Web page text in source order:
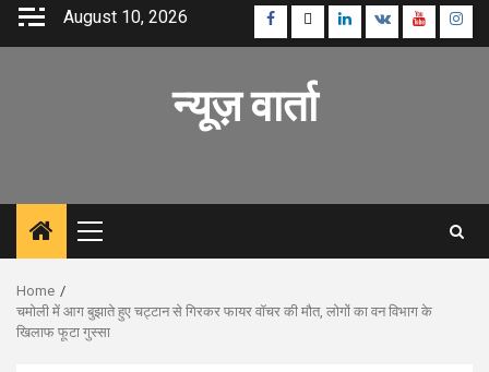
Skip
August 10, 2026 Facebook
TwitterLinkedin
VK Youtube
न्यूज़ वार्ता
Primary
Menu
Home
चमोली में आग बुझाते हुए चट्टान से गिरकर फायर वॉचर की मौत, लोगों का वन विभाग के
खिलाफ फूटा गुस्सा